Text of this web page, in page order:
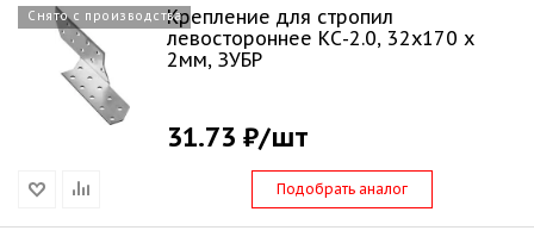
Снято с производстваКрепление для стропил
левостороннее КС-2.0, 32х170 х
2мм, ЗУБР
31.73 ₽/шт
Подобрать аналог